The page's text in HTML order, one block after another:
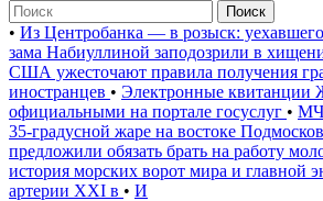
Поиск
• Из Центробанка — в розыск:
зама Набиуллиной заподозрили в
США ужесточают правила получения
иностранцев • Электронные квитанции
официальными на портале госуслуг •
35-градусной жаре на востоке
предложили обязать брать на работу
история морских ворот мира и главной
артерии XXI в • И